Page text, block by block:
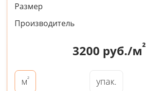
Размер
Производитель
3200 руб./м²
м² упак.